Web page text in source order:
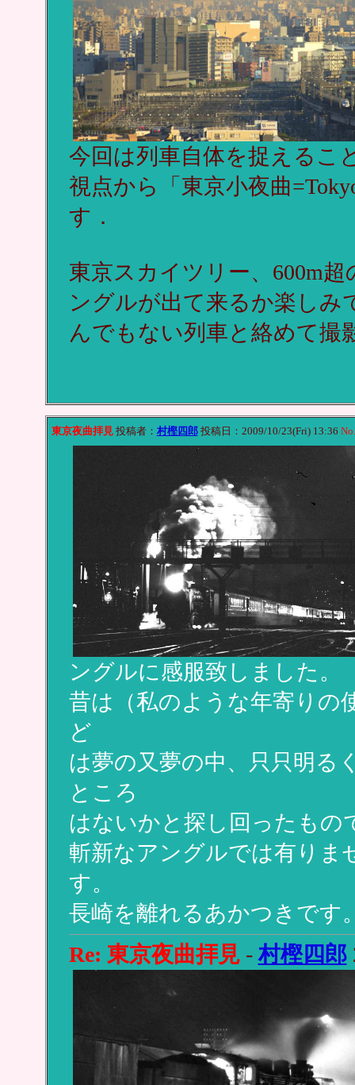
今回は列車自体を捉えるこ
視点から「東京小夜曲
す．
東京スカイツリー、600m
ングルが出て来るか楽し
んでもない列車と絡めて撮
東京夜曲拝見投稿者： 村樫四郎投稿日：2009/10/23(Fri) 13:36
ングルに感服致しました。
昔は（私のような年寄りの
ど
は夢の又夢の中、只只明る
ところ
はないかと探し回ったもの
斬新なアングルでは有りま
す。
長崎を離れるあかつきです
Re: 東京夜曲拝見-村樫四郎